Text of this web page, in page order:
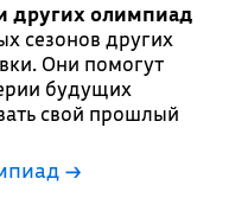
других олимпиад
сезонов других
Они помогут
будущих
свой прошлый
→